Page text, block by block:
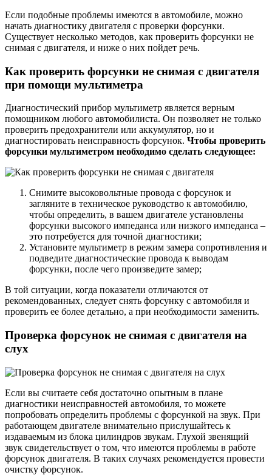
Если подобные проблемы имеются в автомобиле, можно
начать диагностику двигателя с проверки форсунки.
Существует несколько методов, как проверить форсунки не
снимая с двигателя, и ниже о них пойдет речь.
Как проверить форсунки не снимая с двигателя
при помощи мультиметра
Диагностический прибор мультиметр является верным
помощником любого автомобилиста. Он позволяет не только
проверить предохранители или аккумулятор, но и
диагностировать неисправность форсунок. Чтобы проверить
форсунки мультиметром необходимо сделать следующее:
Снимите высоковольтные провода с форсунок и
загляните в техническое руководство к автомобилю,
чтобы определить, в вашем двигателе установлены
форсунки высокого импеданса или низкого импеданса –
это потребуется для точной диагностики;
Установите мультиметр в режим замера сопротивления и
подведите диагностические провода к выводам
форсунки, после чего произведите замер;
В той ситуации, когда показатели отличаются от
рекомендованных, следует снять форсунку с автомобиля и
проверить ее более детально, а при необходимости заменить.
Проверка форсунок не снимая с двигателя на
слух
Если вы считаете себя достаточно опытным в плане
диагностики неисправностей автомобиля, то можете
попробовать определить проблемы с форсункой на звук. При
работающем двигателе внимательно прислушайтесь к
издаваемым из блока цилиндров звукам. Глухой звенящий
звук свидетельствует о том, что имеются проблемы в работе
форсунок двигателя. В таких случаях рекомендуется провести
очистку форсунок.